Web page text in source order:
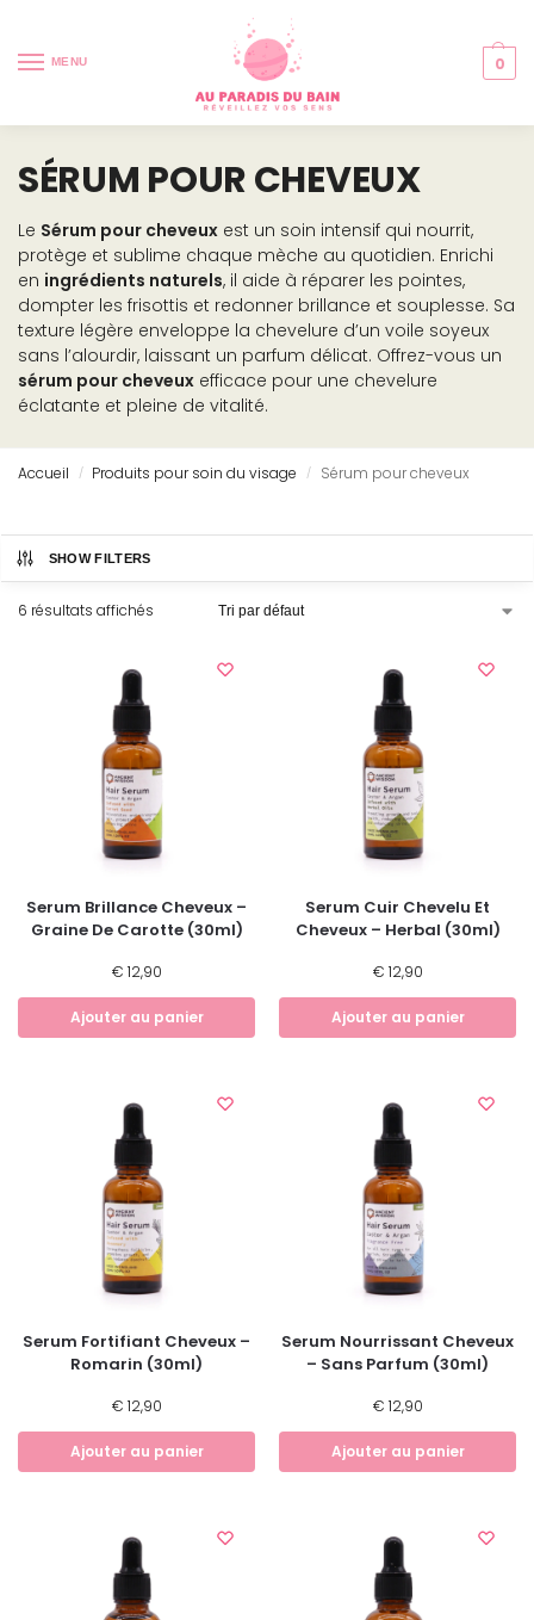
MENU 0
SÉRUM POUR CHEVEUX
Le Sérum pour cheveux est un soin intensif qui nourrit,
protège et sublime chaque mèche au quotidien. Enrichi
en ingrédients naturels, il aide à réparer les pointes,
dompter les frisottis et redonner brillance et souplesse. Sa
texture légère enveloppe la chevelure d’un voile soyeux
sans l’alourdir, laissant un parfum délicat. Offrez-vous un
sérum pour cheveux efficace pour une chevelure
éclatante et pleine de vitalité.
Accueil / Produits pour soin du visage / Sérum pour cheveux
SHOW FILTERS
6 résultats affichés
Serum Brillance Cheveux –
Graine De Carotte (30ml)
€ 12,90
Ajouter au panier
Serum Cuir Chevelu Et
Cheveux – Herbal (30ml)
€ 12,90
Ajouter au panier
Serum Fortifiant Cheveux –
Romarin (30ml)
€ 12,90
Ajouter au panier
Serum Nourrissant Cheveux
– Sans Parfum (30ml)
€ 12,90
Ajouter au panier